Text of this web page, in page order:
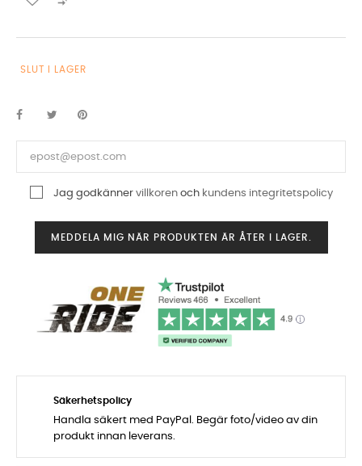
SLUT I LAGER
Jag godkänner villkorenoch kundens integritetspolicy
MEDDELA MIG NÄR PRODUKTEN ÄR ÅTER I LAGER.
Säkerhetspolicy
Handla säkert med PayPal. Begär foto/video av din
produkt innan leverans.